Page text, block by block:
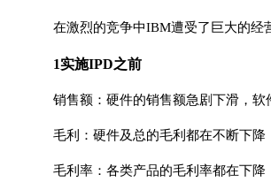
在激烈的竞争中IBM遭受了巨大的经
1实施IPD之前
销售额：硬件的销售额急剧下滑，软
毛利：硬件及总的毛利都在不断下降
毛利率：各类产品的毛利率都在下降